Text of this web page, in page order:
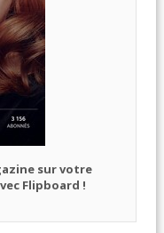
sur votre
Flipboard !